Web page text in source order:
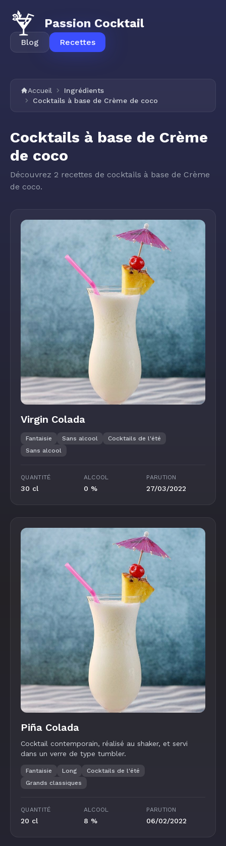
Passion Cocktail
Blog Recettes
Accueil
Ingrédients
Cocktails à base de Crème de coco
Cocktails à base de Crème
de coco
Découvrez 2 recettes de cocktails à base de Crème
de coco.
Virgin Colada
Fantaisie Sans alcool
Cocktails de l'été
Sans alcool
QUANTITÉ
30 cl
ALCOOL
0 %
PARUTION
27/03/2022
Piña Colada
Cocktail contemporain, réalisé au shaker, et servi
dans un verre de type tumbler.
Fantaisie Long
Cocktails de l'été
Grands classiques
QUANTITÉ
20 cl
ALCOOL
8 %
PARUTION
06/02/2022